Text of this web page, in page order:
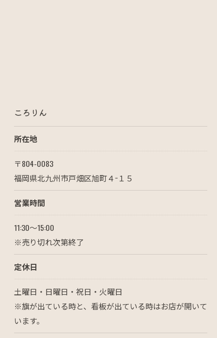
ころりん
所在地
〒804-0083
福岡県北九州市戸畑区旭町４−１５
営業時間
11:30～15:00
※売り切れ次第終了
定休日
土曜日・日曜日・祝日・火曜日
※旗が出ている時と、看板が出ている時はお店が開いて
います。